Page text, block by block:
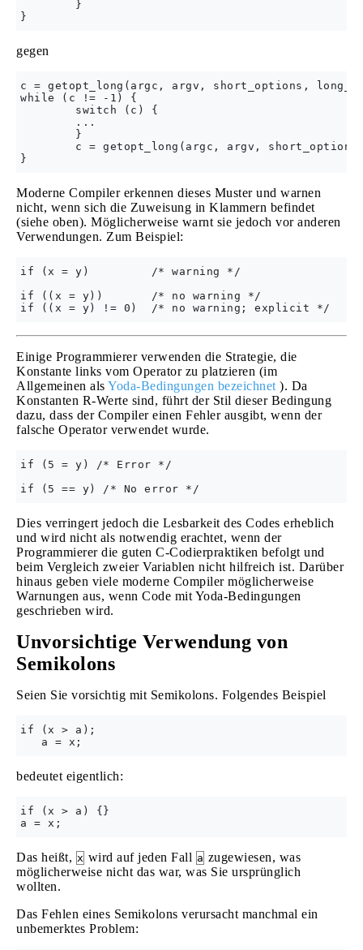
        }
gegen
c = getopt_long(argc, argv, short_options,
while (c != -1) {
        switch (c) {
        ...
        }
c = getopt_long(argc, argv,
Moderne Compiler erkennen dieses Muster und warnen
nicht, wenn sich die Zuweisung in Klammern befindet
(siehe oben). Möglicherweise warnt sie jedoch vor anderen
Verwendungen. Zum Beispiel:
if (x = y)         /* warning */
if ((x = y))       /* no warning */
Einige Programmierer verwenden die Strategie, die
Konstante links vom Operator zu platzieren (im
Allgemeinen als Yoda-Bedingungen bezeichnet ). Da
Konstanten R-Werte sind, führt der Stil dieser Bedingung
dazu, dass der Compiler einen Fehler ausgibt, wenn der
falsche Operator verwendet wurde.
if (5 = y) /* Error */
Dies verringert jedoch die Lesbarkeit des Codes erheblich
und wird nicht als notwendig erachtet, wenn der
Programmierer die guten C-Codierpraktiken befolgt und
beim Vergleich zweier Variablen nicht hilfreich ist. Darüber
hinaus geben viele moderne Compiler möglicherweise
Warnungen aus, wenn Code mit Yoda-Bedingungen
geschrieben wird.
Unvorsichtige Verwendung von
Semikolons
Seien Sie vorsichtig mit Semikolons. Folgendes Beispiel
if (x > a);
bedeutet eigentlich:
if (x > a) {}
Das heißt, x wird auf jeden Fall a zugewiesen, was
möglicherweise nicht das war, was Sie ursprünglich
wollten.
Das Fehlen eines Semikolons verursacht manchmal ein
unbemerktes Problem: